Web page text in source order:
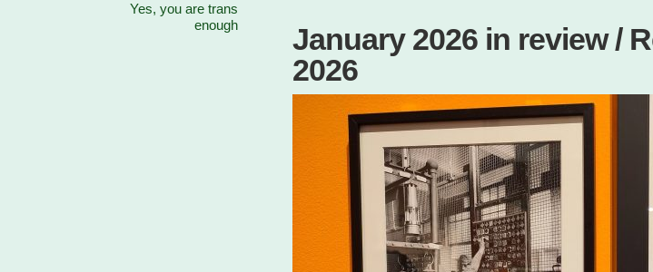
January 2026 in review /
2026
Yes, you are trans
enough